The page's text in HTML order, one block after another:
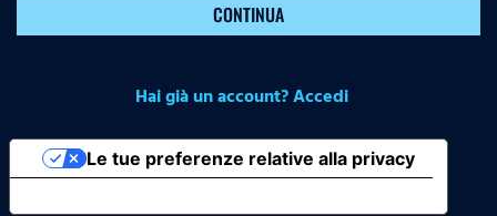
CONTINUA
Hai già un account? Accedi
Le tue preferenze relative alla privacy